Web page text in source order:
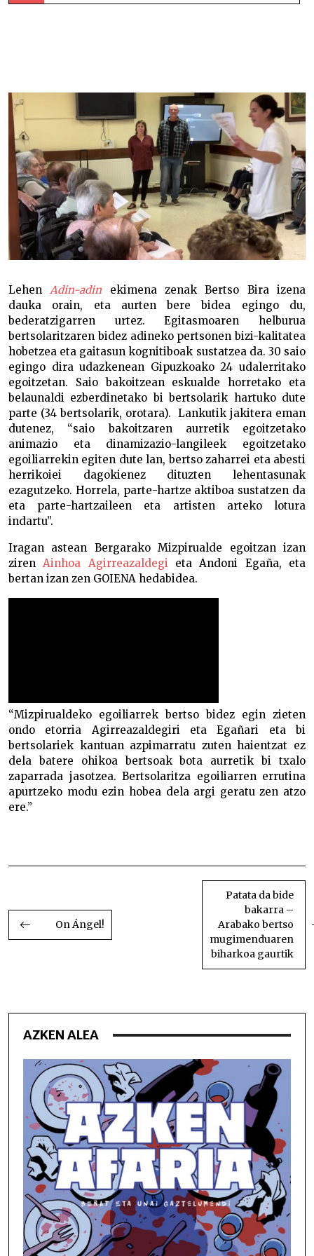
LehenAdin-adin ekimena zenak Bertso Bira izena
dauka orain, eta aurten bere bidea egingo du,
bederatzigarren urtez. Egitasmoaren helburua
bertsolaritzaren bidez adineko pertsonen bizi-kalitatea
hobetzea eta gaitasun kognitiboak sustatzea da. 30 saio
egingo dira udazkenean Gipuzkoako 24 udalerritako
egoitzetan. Saio bakoitzean eskualde horretako eta
belaunaldi ezberdinetako bi bertsolarik hartuko dute
parte (34 bertsolarik, orotara). Lankutik jakitera eman
dutenez, “saio bakoitzaren aurretik egoitzetako
animazio eta dinamizazio-langileek egoitzetako
egoiliarrekin egiten dute lan, bertso zaharrei eta abesti
herrikoiei dagokienez dituzten lehentasunak
ezagutzeko. Horrela, parte-hartze aktiboa sustatzen da
eta parte-hartzaileen eta artisten arteko lotura
indartu”.
Iragan astean Bergarako Mizpirualde egoitzan izan
zirenAinhoa Agirreazaldegieta Andoni Egaña, eta
bertan izan zen GOIENA hedabidea.
“Mizpirualdeko egoiliarrek bertso bidez egin zieten
ondo etorria Agirreazaldegiri eta Egañari eta bi
bertsolariek kantuan azpimarratu zuten haientzat ez
dela batere ohikoa bertsoak bota aurretik bi txalo
zaparrada jasotzea. Bertsolaritza egoiliarren errutina
apurtzeko modu ezin hobea dela argi geratu zen atzo
ere.”
BIDALKETETAN
NABIGATU
On Ángel!
Patata da bide
bakarra –
Arabako bertso
mugimenduaren
biharkoa gaurtik
AZKEN ALEA